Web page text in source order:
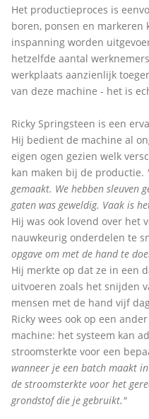
Het productieproces is
boren, ponsen en
inspanning worden
hetzelfde aantal
werkplaats aanzienlijk
van deze machine - het is
Ricky Springsteen is een
Hij bedient de machine al
eigen ogen gezien welk
kan maken bij de productie.
gemaakt. We hebben sleuven
gaten was geweldig. Vaak is
Hij was ook lovend over het
nauwkeurig onderdelen te
opgave om met de hand te
Hij merkte op dat ze in een
uitvoeren zoals het snijden
mensen met de hand vijf
Ricky wees ook op een
machine: het systeem kan
stroomsterkte voor een
wanneer je een batch maakt
de stroomsterkte voor het
grondstof die je gebruikt."